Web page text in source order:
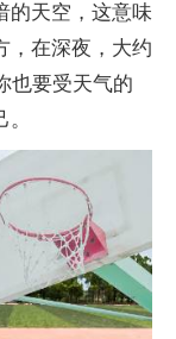
的天空，这意味
，在深夜，大约
也要受天气的